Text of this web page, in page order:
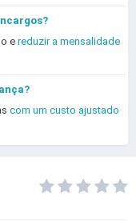
e reduzir a mensalidade
com um custo ajustado